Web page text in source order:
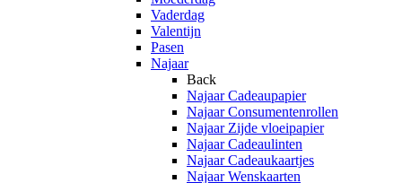
Vaderdag
Valentijn
Pasen
Najaar
Back
Najaar Cadeaupapier
Najaar Consumentenrollen
Najaar Zijde vloeipapier
Najaar Cadeaulinten
Najaar Cadeaukaartjes
Najaar Wenskaarten